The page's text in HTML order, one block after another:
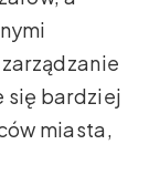
się bardziej
miasta,